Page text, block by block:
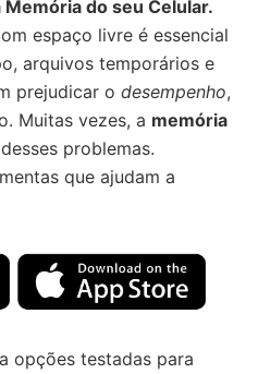
do seu Celular.
espaço livre é essencial
arquivos temporários e
prejudicar o desempenho,
Muitas vezes, a memória
problemas.
que ajudam a
opções testadas para